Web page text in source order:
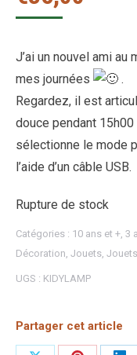
J’ai un nouvel ami au
mes journées
.
Regardez, il est
douce pendant
sélectionne le mode
l’aide d’un câble USB.
Rupture de stock
Catégories : 10 ans et + 3
Décoration Jouets Jouets
UGS : KIDYLAMP
Partager cet article